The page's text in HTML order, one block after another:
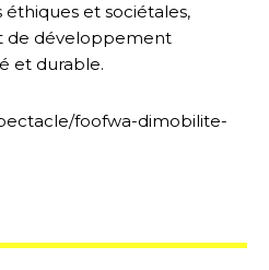
et sociétales,
de développement
et durable.
foofwa-dimobilite-